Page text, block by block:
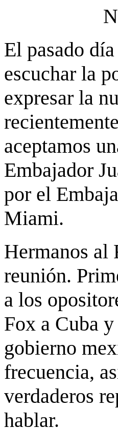
El pasado
escuchar la
expresar la
aceptamos
Embajador
por el
Miami.
Hermanos al
reunión.
a los
Fox a Cuba
gobierno
frecuencia,
verdaderos
hablar.